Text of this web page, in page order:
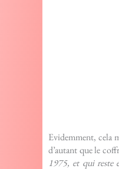
Evidemment, cela
d’autant que le
1975, et qui reste